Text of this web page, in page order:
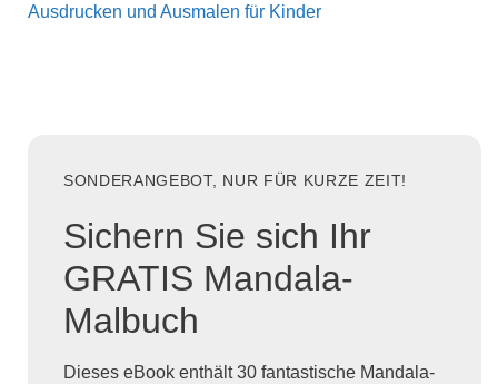
Ausdrucken und Ausmalen für Kinder
SONDERANGEBOT, NUR FÜR KURZE ZEIT!
Sichern Sie sich Ihr
GRATIS Mandala-
Malbuch
Dieses eBook enthält 30 fantastische Mandala-